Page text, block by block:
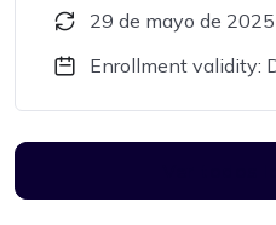
29 de mayo de
Enrollment validity: